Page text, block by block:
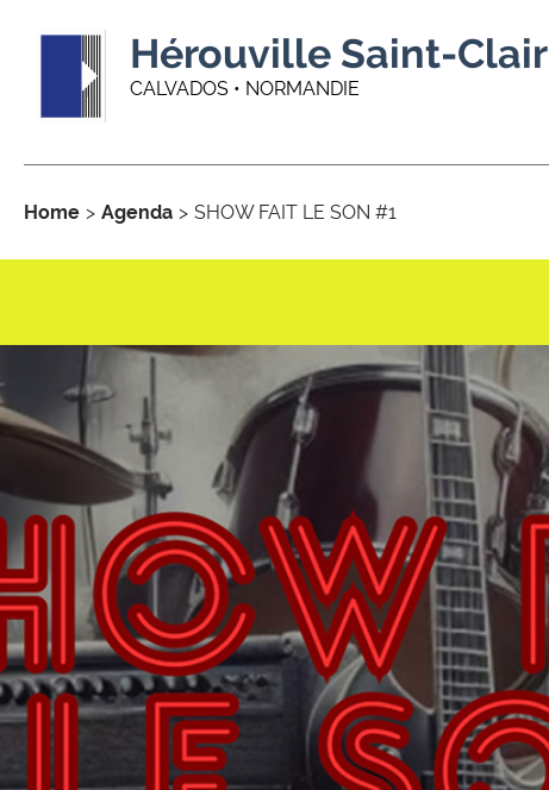
Hérouville Saint-Clair
CALVADOS • NORMANDIE
Home Agenda SHOW FAIT LE SON #1